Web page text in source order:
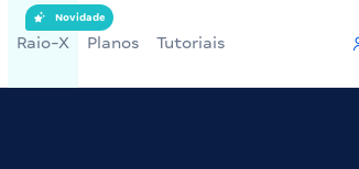
Raio-X
Novidade
Planos Tutoriais